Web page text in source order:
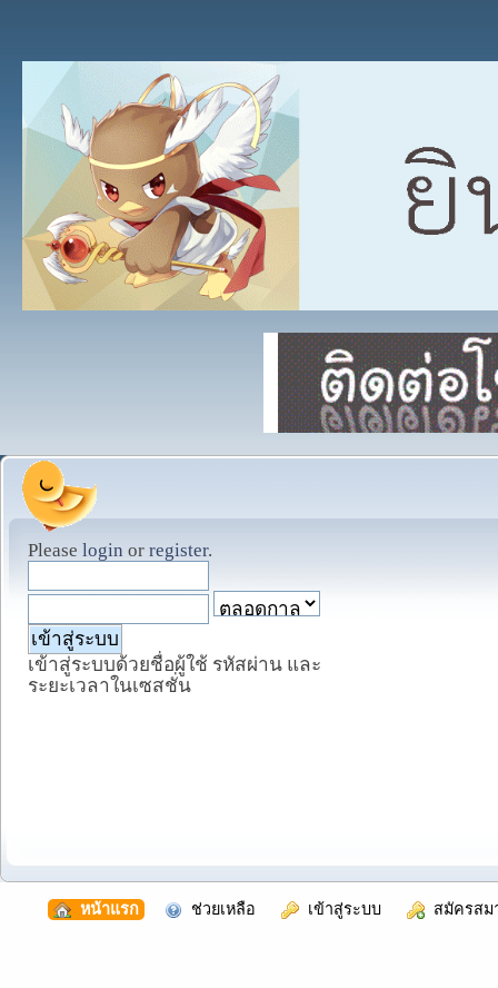
Please login or register.
เข้าสู่ระบบด้วยชื่อผู้ใช้ รหัสผ่าน และ
ระยะเวลาในเซสชั่น
หน้าแรก ช่วยเหลือ เข้าสู่ระบบ สมัครสม